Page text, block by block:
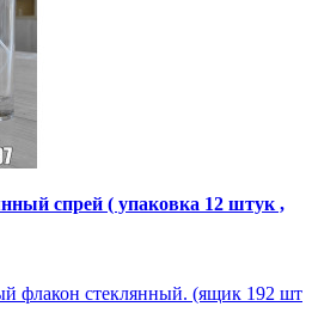
спрей ( упаковка 12 штук ,